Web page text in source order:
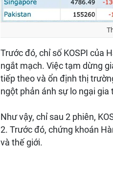
Trước đó, chỉ số KOSPI của
ngắt mạch. Việc tạm dừng
tiếp theo và ổn định thị
ngột phản ánh sự lo ngại
Như vậy, chỉ sau 2 phiên,
2. Trước đó, chứng khoán
và thế giới.